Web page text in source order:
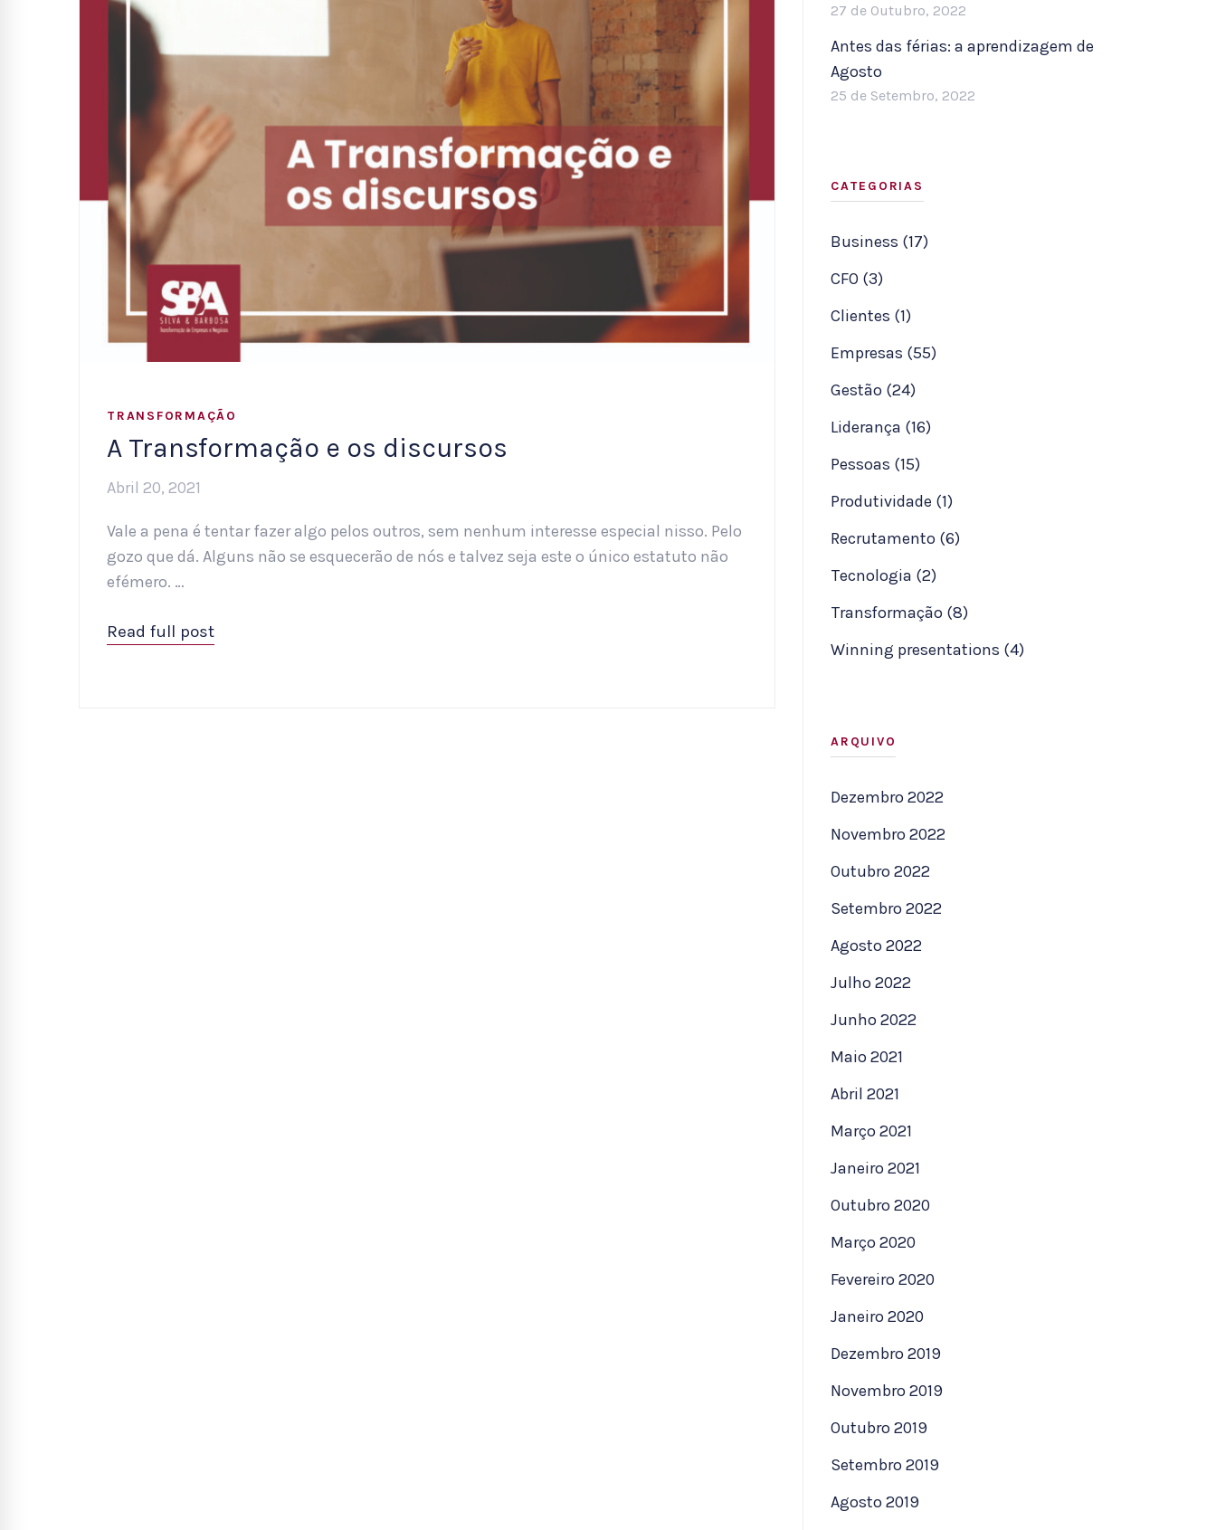
TRANSFORMAÇÃO
A Transformação e os discursos
Abril 20, 2021
Vale a pena é tentar fazer algo pelos outros, sem nenhum interesse especial nisso. Pelo
gozo que dá. Alguns não se esquecerão de nós e talvez seja este o único estatuto não
efémero. …
Read full post
27 de Outubro, 2022
Antes das férias: a aprendizagem de
Agosto
25 de Setembro, 2022
CATEGORIAS
Business (17)
CFO (3)
Clientes (1)
Empresas (55)
Gestão (24)
Liderança (16)
Pessoas (15)
Produtividade (1)
Recrutamento (6)
Tecnologia (2)
Transformação (8)
Winning presentations (4)
ARQUIVO
Dezembro 2022
Novembro 2022
Outubro 2022
Setembro 2022
Agosto 2022
Julho 2022
Junho 2022
Maio 2021
Abril 2021
Março 2021
Janeiro 2021
Outubro 2020
Março 2020
Fevereiro 2020
Janeiro 2020
Dezembro 2019
Novembro 2019
Outubro 2019
Setembro 2019
Agosto 2019